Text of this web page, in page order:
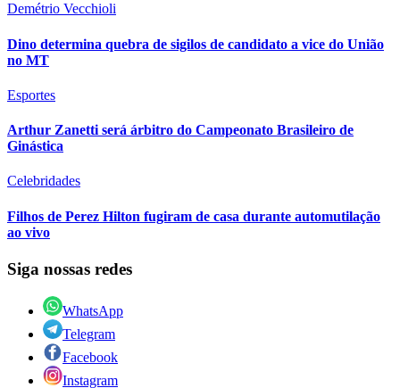
Demétrio Vecchioli
Dino determina quebra de sigilos de candidato a vice do União
no MT
Esportes
Arthur Zanetti será árbitro do Campeonato Brasileiro de
Ginástica
Celebridades
Filhos de Perez Hilton fugiram de casa durante automutilação
ao vivo
Siga nossas redes
WhatsApp
Telegram
Facebook
Instagram